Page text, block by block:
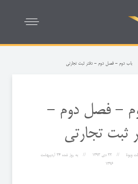
باب دوم - فصل دوم - دفتر ثبت تجارتی
- فصل دوم -
ثبت تجارتی
ویونا 22 دی 1393 به روز شده
24 ارديبهشت
1396